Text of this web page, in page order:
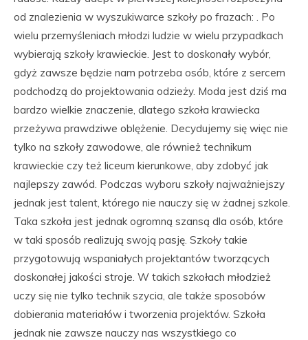
od znalezienia w wyszukiwarce szkoły po frazach: . Po
wielu przemyśleniach młodzi ludzie w wielu przypadkach
wybierają szkoły krawieckie. Jest to doskonały wybór,
gdyż zawsze będzie nam potrzeba osób, które z sercem
podchodzą do projektowania odzieży. Moda jest dziś ma
bardzo wielkie znaczenie, dlatego szkoła krawiecka
przeżywa prawdziwe oblężenie. Decydujemy się więc nie
tylko na szkoły zawodowe, ale również technikum
krawieckie czy też liceum kierunkowe, aby zdobyć jak
najlepszy zawód. Podczas wyboru szkoły najważniejszy
jednak jest talent, którego nie nauczy się w żadnej szkole.
Taka szkoła jest jednak ogromną szansą dla osób, które
w taki sposób realizują swoją pasję. Szkoły takie
przygotowują wspaniałych projektantów tworzących
doskonałej jakości stroje. W takich szkołach młodzież
uczy się nie tylko technik szycia, ale także sposobów
dobierania materiałów i tworzenia projektów. Szkoła
jednak nie zawsze nauczy nas wszystkiego co